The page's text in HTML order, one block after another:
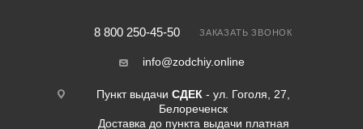
8 800 250-45-50 ЗАКАЗАТЬ ЗВОНОК
info@zodchiy.online
Пункт выдачи СДЕК - ул. Гоголя, 27,
Белореченск
Доставка до пункта выдачи платная